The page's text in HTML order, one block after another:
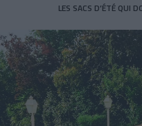
LES SACS D’ÉTÉ QUI